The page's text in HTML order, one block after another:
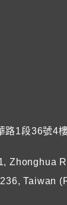
路1段36號4
Zhonghua
Taiwan